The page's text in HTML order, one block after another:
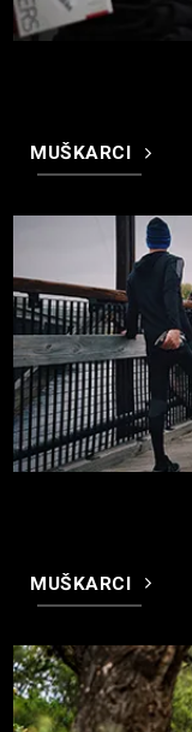
MUŠKARCI
MUŠKARCI